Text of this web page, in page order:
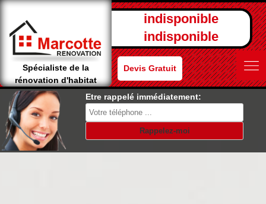
Spécialiste de la
rénovation d'habitat
indisponible
indisponible
Devis Gratuit
Etre rappelé immédiatement: